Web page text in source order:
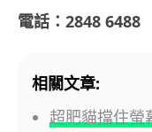
電話：2848 6488
相關文章:
超肥貓擋住